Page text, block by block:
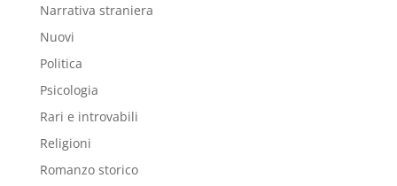
Narrativa straniera
Nuovi
Politica
Psicologia
Rari e introvabili
Religioni
Romanzo storico